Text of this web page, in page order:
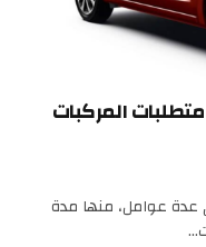
المركبات
عدة عوامل، منها مدة